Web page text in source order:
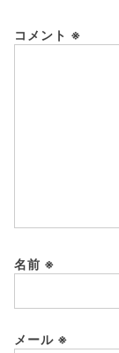
コメント ※
名前 ※
メール ※